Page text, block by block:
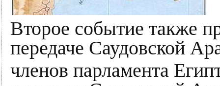
Второе событие также
передаче Саудовской
членов парламента